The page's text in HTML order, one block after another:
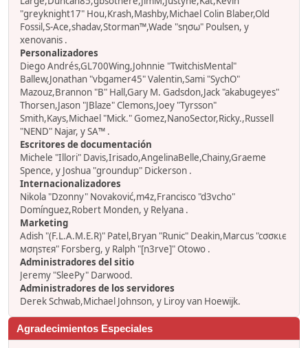
"greyknight17" Hou,Krash,Mashby,Michael Colin Blaber,Old
Fossil,S-Ace,shadav,Storman™,Wade "sησω" Poulsen, y
xenovanis .
Personalizadores
Diego Andrés,GL700Wing,Johnnie "TwitchisMental"
Ballew,Jonathan "vbgamer45" Valentin,Sami "SychO"
Mazouz,Brannon "B" Hall,Gary M. Gadsdon,Jack "akabugeyes"
Thorsen,Jason "JBlaze" Clemons,Joey "Tyrsson"
Smith,Kays,Michael "Mick." Gomez,NanoSector,Ricky.,Russell
"NEND" Najar, y SA™ .
Escritores de documentación
Michele "Illori" Davis,Irisado,AngelinaBelle,Chainy,Graeme
Spence, y Joshua "groundup" Dickerson .
Internacionalizadores
Nikola "Dzonny" Novaković,m4z,Francisco "d3vcho"
Domínguez,Robert Monden, y Relyana .
Marketing
Adish "(F.L.A.M.E.R)" Patel,Bryan "Runic" Deakin,Marcus "cσσкιє
мσηѕтєя" Forsberg, y Ralph "[n3rve]" Otowo .
Administradores del sitio
Jeremy "SleePy" Darwood.
Administradores de los servidores
Derek Schwab,Michael Johnson, y Liroy van Hoewijk.
Agradecimientos Especiales